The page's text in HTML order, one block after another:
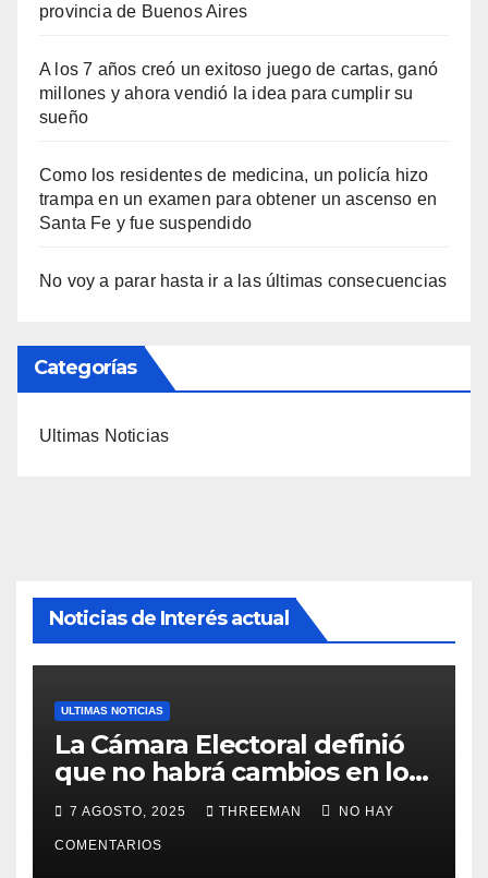
provincia de Buenos Aires
A los 7 años creó un exitoso juego de cartas, ganó
millones y ahora vendió la idea para cumplir su
sueño
Como los residentes de medicina, un policía hizo
trampa en un examen para obtener un ascenso en
Santa Fe y fue suspendido
No voy a parar hasta ir a las últimas consecuencias
Categorías
Ultimas Noticias
Noticias de Interés actual
ULTIMAS NOTICIAS
La Cámara Electoral definió
que no habrá cambios en los
lugares de votación en La
Matanza
7 AGOSTO, 2025 THREEMAN NO HAY
COMENTARIOS